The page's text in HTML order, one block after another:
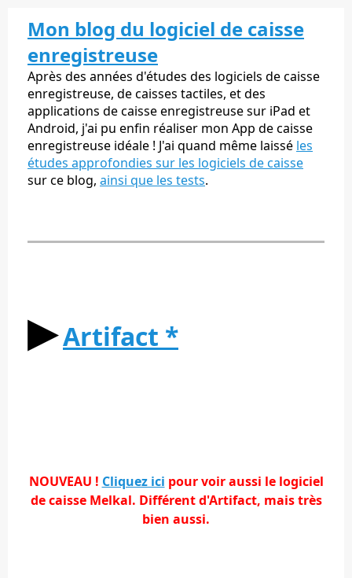
Mon blog du logiciel de caisse
enregistreuse
Après des années d'études des logiciels de caisse
enregistreuse, de caisses tactiles, et des
applications de caisse enregistreuse sur iPad et
Android, j'ai pu enfin réaliser mon App de caisse
enregistreuse idéale ! J'ai quand même laissé les
études approfondies sur les logiciels de caisse
sur ce blog, ainsi que les tests.
▶︎Artifact *
NOUVEAU ! Cliquez ici pour voir aussi le logiciel
de caisse Melkal. Différent d'Artifact, mais très
bien aussi.